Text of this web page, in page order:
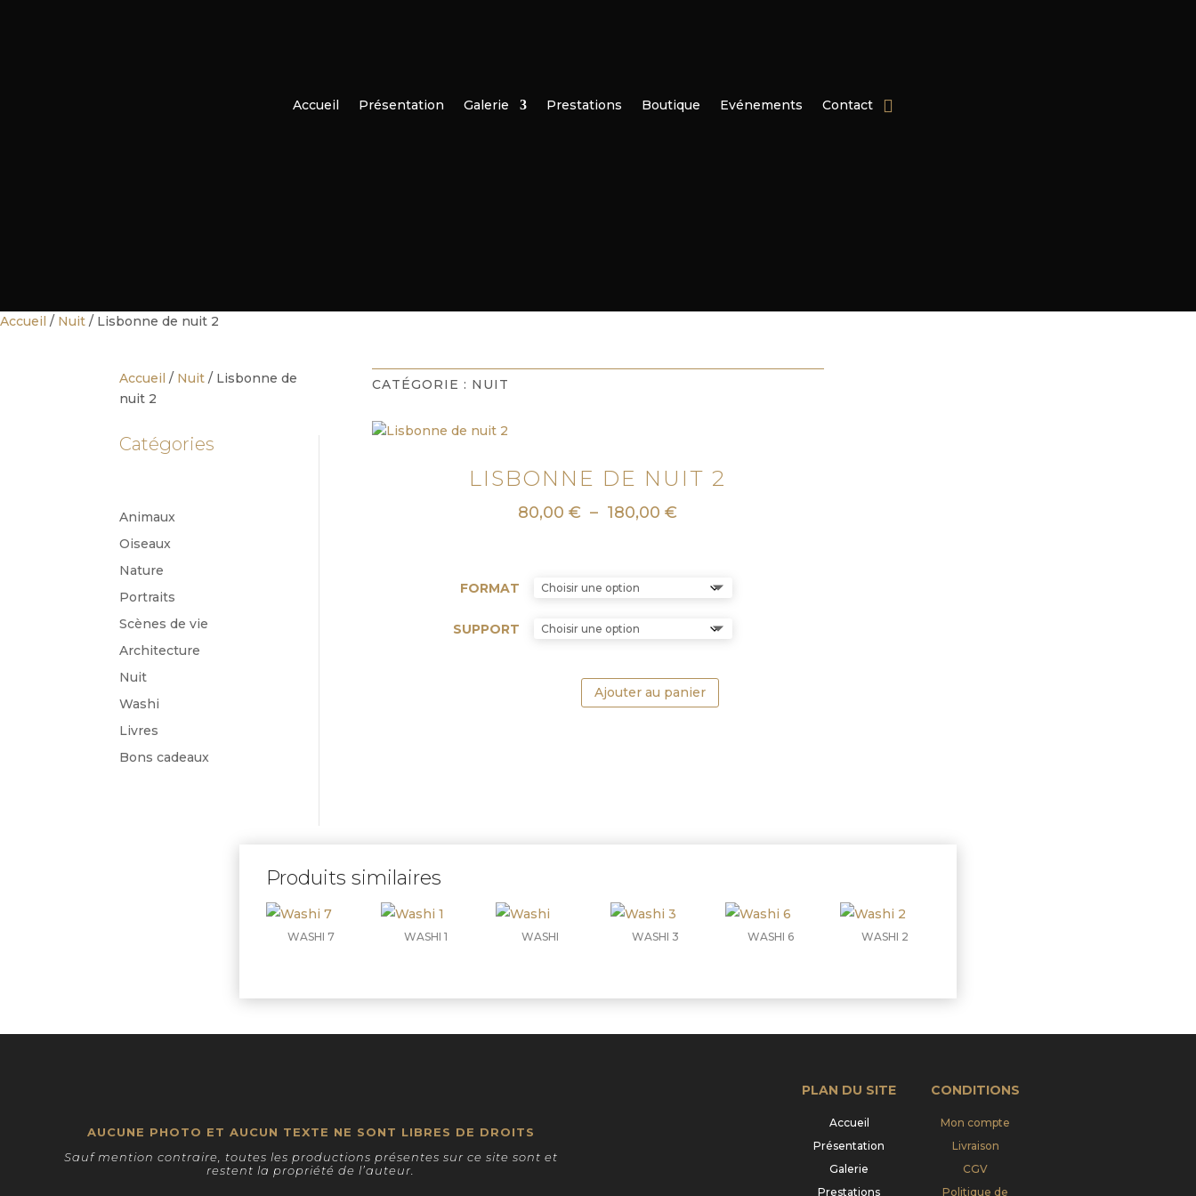
Accueil Présentation Galerie Prestations Boutique Evénements Contact
Accueil / Nuit / Lisbonne de nuit 2
Accueil / Nuit / Lisbonne de
nuit 2
Catégories
Animaux
Oiseaux
Nature
Portraits
Scènes de vie
Architecture
Nuit
Washi
Livres
Bons cadeaux
CATÉGORIE : NUIT
LISBONNE DE NUIT 2
80,00€ – 180,00€
FORMAT
SUPPORT
Ajouter au panier
Produits similaires
WASHI 7 WASHI 1 WASHI WASHI 3 WASHI 6 WASHI 2
AUCUNE PHOTO ET AUCUN TEXTE NE SONT LIBRES DE DROITS
Sauf mention contraire, toutes les productions présentes sur ce site sont et
restent la propriété de l’auteur.
PLAN DU SITE
Accueil
Présentation
Galerie
Prestations
CONDITIONS
Mon compte
Livraison
CGV
Politique de